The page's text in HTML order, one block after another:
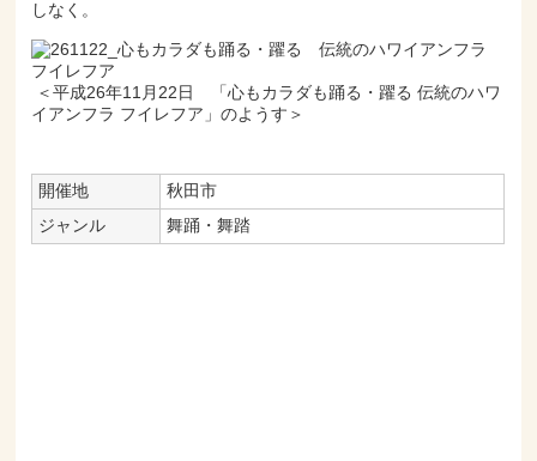
しなく。
＜平成26年11月22日 「心もカラダも踊る・躍る 伝統のハワ
イアンフラ フイレフア」のようす＞
開催地
秋田市
ジャンル
舞踊・舞踏